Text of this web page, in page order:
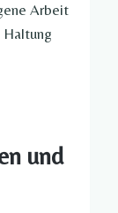
Arbeit
und